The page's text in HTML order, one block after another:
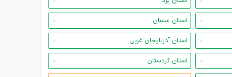
استان سمنان
استان آذربایجان غربی
استان کردستان